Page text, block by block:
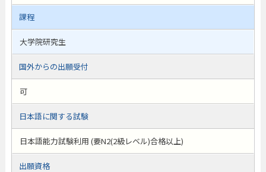
課程
大学院研究生
国外からの出願受付
可
日本語に関する試験
日本語能力試験利用 (要N2(2級レベル)合格以上)
出願資格